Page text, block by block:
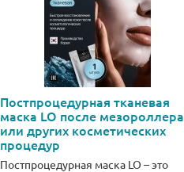
Постпроцедурная тканевая
маска LO после мезороллера
или других косметических
процедур
Постпроцедурная маска LO – это